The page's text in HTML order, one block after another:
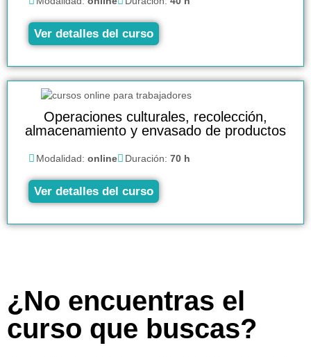
Ver detalles del curso
Operaciones culturales, recolección,
almacenamiento y envasado de productos
Modalidad: online Duración: 70 h
Ver detalles del curso
¿No encuentras el
curso que buscas?